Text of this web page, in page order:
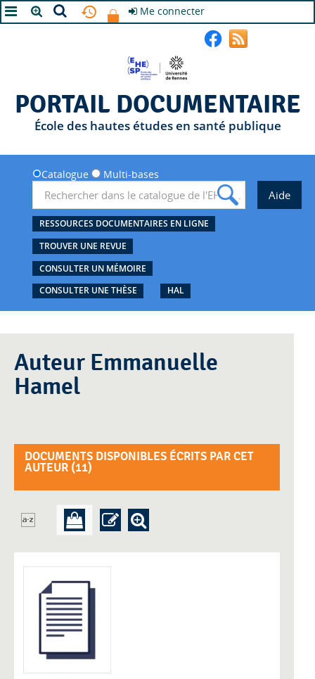
Me connecter
PORTAIL DOCUMENTAIRE
École des hautes études en santé publique
Catalogue Multi-bases
RESSOURCES DOCUMENTAIRES EN LIGNE
TROUVER UNE REVUE
CONSULTER UN MÉMOIRE
CONSULTER UNE THÈSE
HAL
Auteur Emmanuelle
Hamel
DOCUMENTS DISPONIBLES ÉCRITS PAR CET
AUTEUR (11)